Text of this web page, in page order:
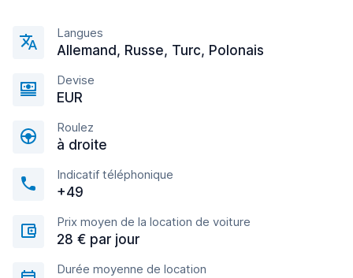
Langues
Allemand, Russe, Turc, Polonais
Devise
EUR
Roulez
à droite
Indicatif téléphonique
+49
Prix moyen de la location de voiture
28 € par jour
Durée moyenne de location